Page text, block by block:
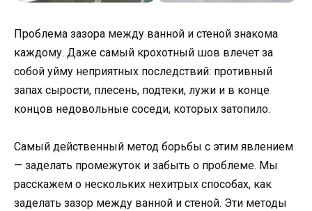
Проблема зазора между ванной и стеной знакома
каждому. Даже самый крохотный шов влечет за
собой уйму неприятных последствий: противный
запах сырости, плесень, подтеки, лужи и в конце
концов недовольные соседи, которых затопило.
Самый действенный метод борьбы с этим явлением
— заделать промежуток и забыть о проблеме. Мы
расскажем о нескольких нехитрых способах, как
заделать зазор между ванной и стеной. Эти методы